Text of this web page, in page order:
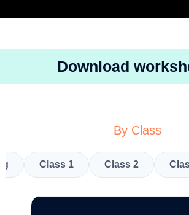
Download
By Class
Class 1 Class 2